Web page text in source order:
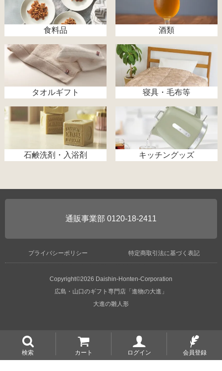
検索 カート ログイン 会員登録
食料品 酒類
タオルギフト 寝具・毛布等
石鹸洗剤・入浴剤 キッチングッズ
0120-18-2411
プライバシーポリシー 特定商取引法に基づく表記
Copyright©2026 Daishin-Honten-Corporation
広島・山口のギフト専門店「進物の大進」
大進の雛人形